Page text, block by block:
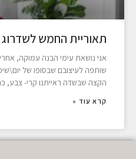
תאוריית החמש
אני נושאת עימי הבנה עמוקה,
שותפה לעיצובם שבסופו של
הקצה שבשדה ראייתנו קרי- צבע,
קרא עוד »